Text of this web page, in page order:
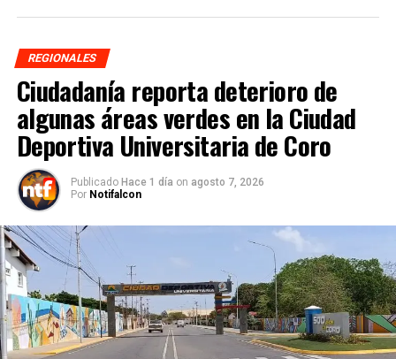
REGIONALES
Ciudadanía reporta deterioro de
algunas áreas verdes en la Ciudad
Deportiva Universitaria de Coro
Publicado Hace 1 día on agosto 7, 2026
Por Notifalcon